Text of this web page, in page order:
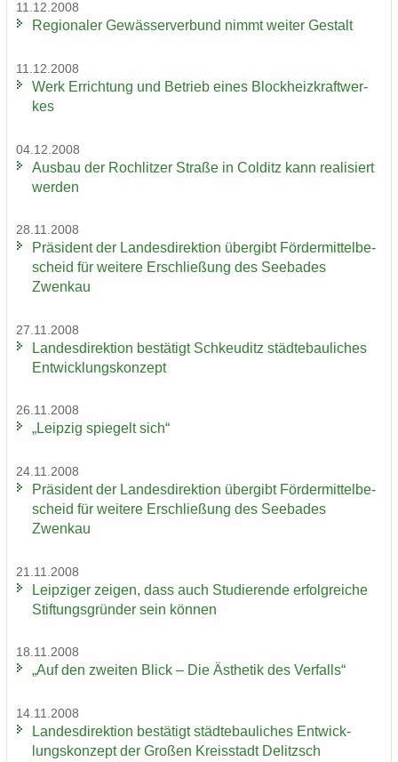
11.12.2008
Re­gio­na­ler Ge­wäs­ser­ver­bund nimmt wei­ter Ge­stalt
11.12.2008
Werk Er­rich­tung und Be­trieb eines Block­heiz­kraft­wer­
kes
04.12.2008
Aus­bau der Roch­lit­zer Stra­ße in Col­ditz kann rea­li­siert
wer­den
28.11.2008
Prä­si­dent der Lan­des­di­rek­ti­on über­gibt För­der­mit­tel­be­
scheid für wei­te­re Er­schlie­ßung des See­ba­des
Zwenkau
27.11.2008
Lan­des­di­rek­ti­on be­stä­tigt Schkeu­ditz städ­te­bau­li­ches
Ent­wick­lungs­kon­zept
26.11.2008
„Leip­zig spie­gelt sich“
24.11.2008
Prä­si­dent der Lan­des­di­rek­ti­on über­gibt För­der­mit­tel­be­
scheid für wei­te­re Er­schlie­ßung des See­ba­des
Zwenkau
21.11.2008
Leip­zi­ger zei­gen, dass auch Stu­die­ren­de er­folg­rei­che
Stif­tungs­grün­der sein kön­nen
18.11.2008
„Auf den zwei­ten Blick – Die Äs­the­tik des Ver­falls“
14.11.2008
Lan­des­di­rek­ti­on be­stä­tigt städ­te­bau­li­ches Ent­wick­
lungs­kon­zept der Gro­ßen Kreis­stadt De­litzsch